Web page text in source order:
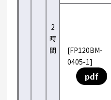
2
時
間
[FP120BM-
0405-1]
pdf